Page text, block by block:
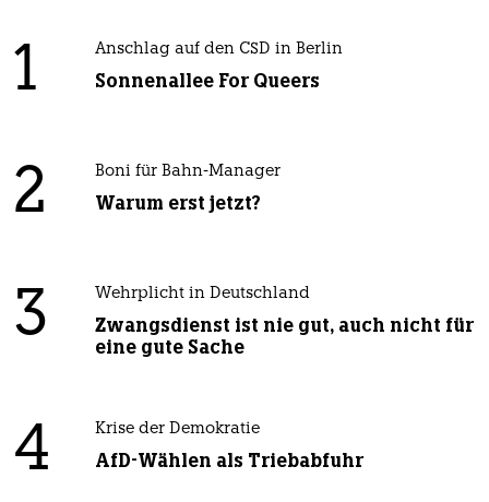
1 Anschlag auf den CSD in Berlin
Sonnenallee For Queers
2 Boni für Bahn-Manager
Warum erst jetzt?
3 Wehrplicht in Deutschland
Zwangsdienst ist nie gut, auch nicht für
eine gute Sache
4 Krise der Demokratie
AfD-Wählen als Triebabfuhr